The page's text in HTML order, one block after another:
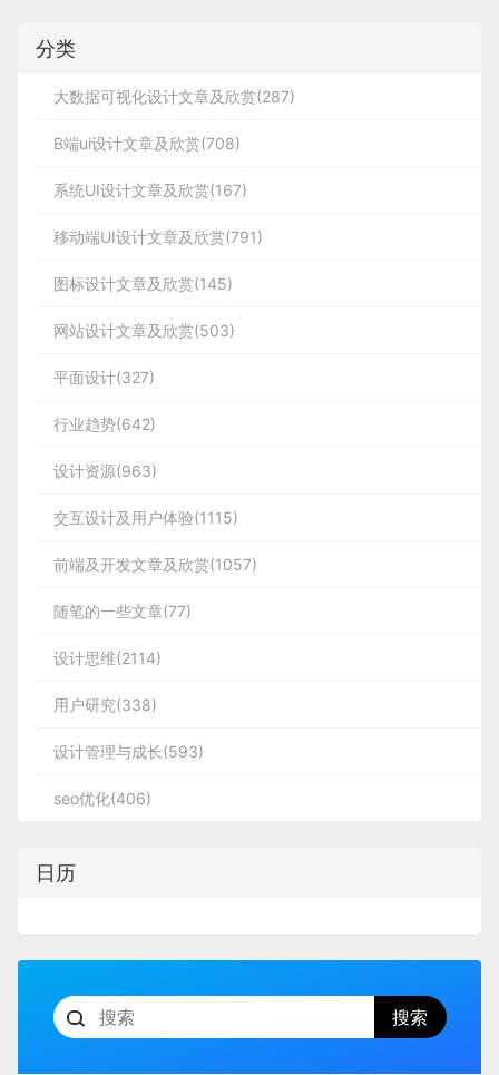
分类
大数据可视化设计文章及欣赏(287)
B端ui设计文章及欣赏(708)
系统UI设计文章及欣赏(167)
移动端UI设计文章及欣赏(791)
图标设计文章及欣赏(145)
网站设计文章及欣赏(503)
平面设计(327)
行业趋势(642)
设计资源(963)
交互设计及用户体验(1115)
前端及开发文章及欣赏(1057)
随笔的一些文章(77)
设计思维(2114)
用户研究(338)
设计管理与成长(593)
seo优化(406)
日历